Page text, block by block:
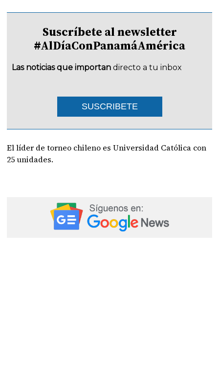
Suscríbete al newsletter
#AlDíaConPanamáAmérica
Las noticias que importan directo a tu inbox
SUSCRIBETE
El líder de torneo chileno es Universidad Católica con
25 unidades.